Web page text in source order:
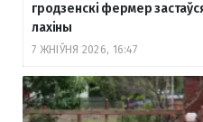
гродзенскі фермер
лахіны
7 ЖНІЎНЯ 2026, 16:47